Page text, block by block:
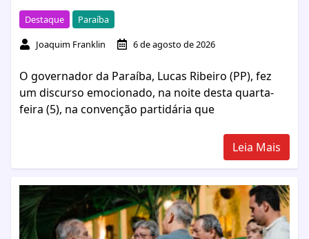
Destaque
Paraíba
Joaquim Franklin
6 de agosto de 2026
O governador da Paraíba, Lucas Ribeiro (PP), fez
um discurso emocionado, na noite desta quarta-
feira (5), na convenção partidária que
Leia Mais